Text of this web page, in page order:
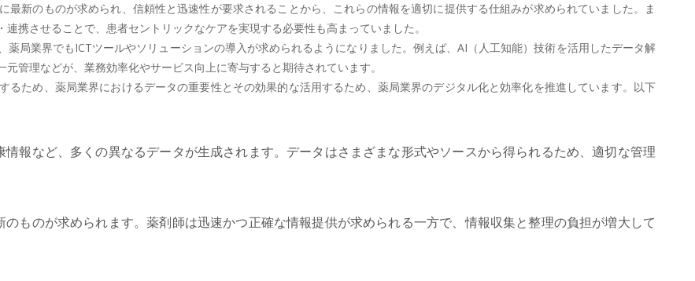
新のものが求められ、信頼性と迅速性が要求されることから、これらの情報を適切に提供する仕組みが求められていました。ま
携させることで、患者セントリックなケアを実現する必要性も高まっていました。
局業界でもICTツールやソリューションの導入が求められるようになりました。例えば、AI（人工知能）技術を活用したデータ解
管理などが、業務効率化やサービス向上に寄与すると期待されています。
るため、薬局業界におけるデータの重要性とその効果的な活用するため、薬局業界のデジタル化と効率化を推進しています。以下
報など、多くの異なるデータが生成されます。データはさまざまな形式やソースから得られるため、適切な管理
ものが求められます。薬剤師は迅速かつ正確な情報提供が求められる一方で、情報収集と整理の負担が増大して